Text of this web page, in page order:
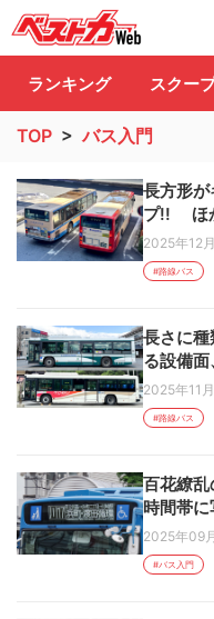
自動車
ランキング スクー
TOP >バス入門
長方形
プ!! ほ
2025年12
#路線バス
長さに
る設備
2025年11
#路線バス
百花繚
時間帯
2025年09
#バス入門